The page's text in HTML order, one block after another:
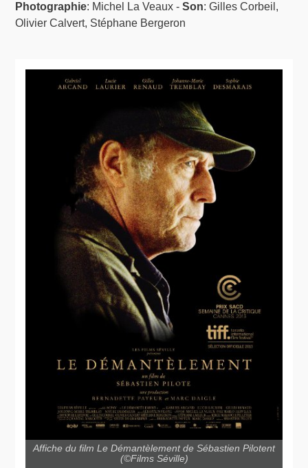
Photographie: Michel La Veaux -Son: Gilles Corbeil,
Olivier Calvert, Stéphane Bergeron
Affiche du film Le Démantèlement de Sébastien Pilotent
(©Films Séville)